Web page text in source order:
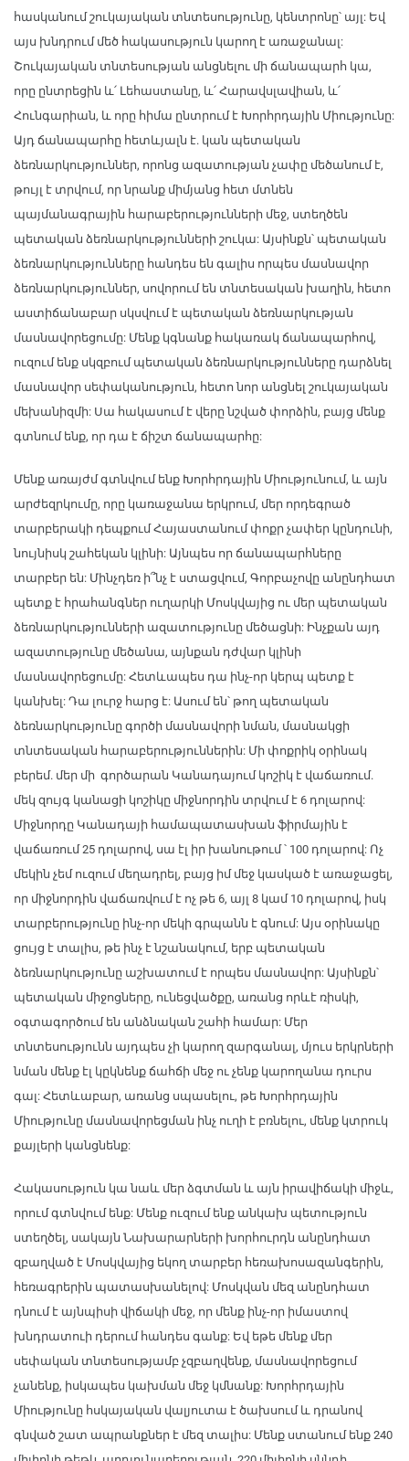
հասկանում շուկայական տնտեսությունը, կենտրոնը՝ այլ: Եվ
այս խնդրում մեծ հակասություն կարող է առաջանալ:
Շուկայական տնտեսության անցնելու մի ճանապարհ կա,
որը ընտրեցին և՛ Լեհաստանը, և՛ Հարավսլավիան, և՛
Հունգարիան, և որը հիմա ընտրում է Խորհրդային Միությունը:
Այդ ճանապարհը հետևյալն է. կան պետական
ձեռնարկություններ, որոնց ազատության չափը մեծանում է,
թույլ է տրվում, որ նրանք միմյանց հետ մտնեն
պայմանագրային հարաբերությունների մեջ, ստեղծեն
պետական ձեռնարկությունների շուկա: Այսինքն՝ պետական
ձեռնարկությունները հանդես են գալիս որպես մասնավոր
ձեռնարկություններ, սովորում են տնտեսական խաղին, հետո
աստիճանաբար սկսվում է պետական ձեռնարկության
մասնավորեցումը: Մենք կգնանք հակառակ ճանապարհով,
ուզում ենք սկզբում պետական ձեռնարկությունները դարձնել
մասնավոր սեփականություն, հետո նոր անցնել շուկայական
մեխանիզմի: Սա հակասում է վերը նշված փորձին, բայց մենք
գտնում ենք, որ դա է ճիշտ ճանապարհը:
Մենք առայժմ գտնվում ենք Խորհրդային Միությունում, և այն
արժեզրկումը, որը կառաջանա երկրում, մեր որդեգրած
տարբերակի դեպքում Հայաստանում փոքր չափեր կընդունի,
նույնիսկ շահեկան կլինի: Այնպես որ ճանապարհները
տարբեր են: Մինչդեռ ի՞նչ է ստացվում, Գորբաչովը անընդհատ
պետք է հրահանգներ ուղարկի Մոսկվայից ու մեր պետական
ձեռնարկությունների ազատությունը մեծացնի: Ինչքան այդ
ազատությունը մեծանա, այնքան դժվար կլինի
մասնավորեցումը: Հետևապես դա ինչ-որ կերպ պետք է
կանխել: Դա լուրջ հարց է: Ասում են՝ թող պետական
ձեռնարկությունը գործի մասնավորի նման, մասնակցի
տնտեսական հարաբերություններին: Մի փոքրիկ օրինակ
բերեմ. մեր մի գործարան Կանադայում կոշիկ է վաճառում.
մեկ զույգ կանացի կոշիկը միջնորդին տրվում է 6 դոլարով:
Միջնորդը Կանադայի համապատասխան ֆիրմային է
վաճառում 25 դոլարով, սա էլ իր խանութում ՝ 100 դոլարով: Ոչ
մեկին չեմ ուզում մեղադրել, բայց իմ մեջ կասկած է առաջացել,
որ միջնորդին վաճառվում է ոչ թե 6, այլ 8 կամ 10 դոլարով, իսկ
տարբերությունը ինչ-որ մեկի գրպանն է գնում: Այս օրինակը
ցույց է տալիս, թե ինչ է նշանակում, երբ պետական
ձեռնարկությունը աշխատում է որպես մասնավոր: Այսինքն՝
պետական միջոցները, ունեցվածքը, առանց որևէ ռիսկի,
օգտագործում են անձնական շահի համար: Մեր
տնտեսությունն այդպես չի կարող զարգանալ, մյուս երկրների
նման մենք էլ կըկնենք ճահճի մեջ ու չենք կարողանա դուրս
գալ: Հետևաբար, առանց սպասելու, թե Խորհրդային
Միությունը մասնավորեցման ինչ ուղի է բռնելու, մենք կտրուկ
քայլերի կանցնենք:
Հակասություն կա նաև մեր ձգտման և այն իրավիճակի միջև,
որում գտնվում ենք: Մենք ուզում ենք անկախ պետություն
ստեղծել, սակայն Նախարարների խորհուրդն անընդհատ
զբաղված է Մոսկվայից եկող տարբեր հեռախոսազանգերին,
հեռագրերին պատասխանելով: Մոսկվան մեզ անընդհատ
դնում է այնպիսի վիճակի մեջ, որ մենք ինչ-որ իմաստով
խնդրատուի դերում հանդես գանք: Եվ եթե մենք մեր
սեփական տնտեսությամբ չզբաղվենք, մասնավորեցում
չանենք, իսկապես կախման մեջ կմնանք: Խորհրդային
Միությունը հսկայական վալյուտա է ծախսում և դրանով
գնված շատ ապրանքներ է մեզ տալիս: Մենք ստանում ենք 240